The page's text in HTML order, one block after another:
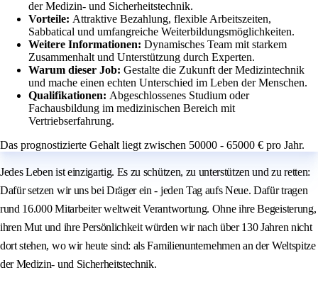
der Medizin- und Sicherheitstechnik.
Vorteile: Attraktive Bezahlung, flexible Arbeitszeiten,
Sabbatical und umfangreiche Weiterbildungsmöglichkeiten.
Weitere Informationen: Dynamisches Team mit starkem
Zusammenhalt und Unterstützung durch Experten.
Warum dieser Job: Gestalte die Zukunft der Medizintechnik
und mache einen echten Unterschied im Leben der Menschen.
Qualifikationen: Abgeschlossenes Studium oder
Fachausbildung im medizinischen Bereich mit
Vertriebserfahrung.
Das prognostizierte Gehalt liegt zwischen 50000 - 65000 € pro Jahr.
Jedes Leben ist einzigartig. Es zu schützen, zu unterstützen und zu retten:
Dafür setzen wir uns bei Dräger ein - jeden Tag aufs Neue. Dafür tragen
rund 16.000 Mitarbeiter weltweit Verantwortung. Ohne ihre Begeisterung,
ihren Mut und ihre Persönlichkeit würden wir nach über 130 Jahren nicht
dort stehen, wo wir heute sind: als Familienunternehmen an der Weltspitze
der Medizin- und Sicherheitstechnik.